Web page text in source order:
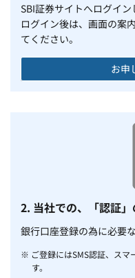
SBI証券サイトへログイン
ログイン後は、画面の案
てください。
お申
2. 当社での、「認証
銀行口座登録の為に必要
※ ご登録にはSMS認証、スマ
す。